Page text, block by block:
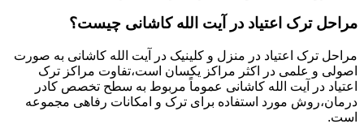
مراحل ترک اعتیاد در آیت الله کاشانی چیست؟
مراحل ترک اعتیاد در منزل و کلینیک در آیت الله کاشانی به صورت
اصولی و علمی در اکثر مراکز یکسان است،تفاوت مراکز ترک
اعتیاد در آیت الله کاشانی عموماً مربوط به سطح تخصص کادر
درمان،روش مورد استفاده برای ترک و امکانات رفاهی مجموعه
است.